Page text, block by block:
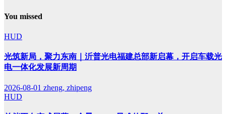
You missed
HUD
光筑新局，聚力东南｜沂普光电福建总部新启幕，开启车载光
电一体化发展新周期
2026-08-01 zheng, zhipeng
HUD